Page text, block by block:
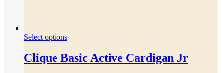
Select optionsDette
har
flere
Clique Basic Active Cardigan Jr